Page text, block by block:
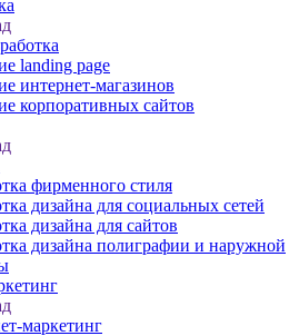
landing page
интернет-магазинов
корпоративных сайтов
фирменного стиля
дизайна для социальных сетей
дизайна для сайтов
дизайна полиграфии и наружной
маркетинг